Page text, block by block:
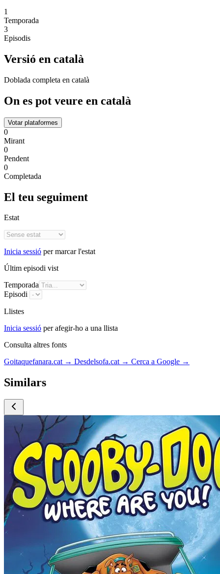
1
Temporada
3
Episodis
Versió en català
Doblada completa en català
On es pot veure en català
Votar plataformes
0
Mirant
0
Pendent
0
Completada
El teu seguiment
Estat
Inicia sessió per marcar l'estat
Últim episodi vist
Temporada
Episodi
Llistes
Inicia sessió per afegir-ho a una llista
Consulta altres fonts
Goitaquefanara.cat → Desdelsofa.cat → Cerca a Google →
Similars